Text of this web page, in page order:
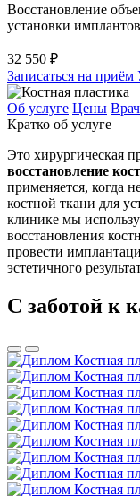
Восстановление
установки имплантов
32 550 ₽
Записаться на приём
Об услуге Цены
Кратко об услуге
Это хирургическая
восстановление
применяется, когда
костной ткани для
клинике мы
восстановления
провести
эстетичного
С заботой к